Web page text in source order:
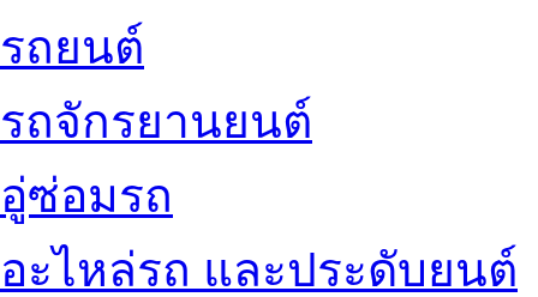
รถยนต์
รถจักรยานยนต์
อู่ซ่อมรถ
อะไหล่รถ และประดับยนต์